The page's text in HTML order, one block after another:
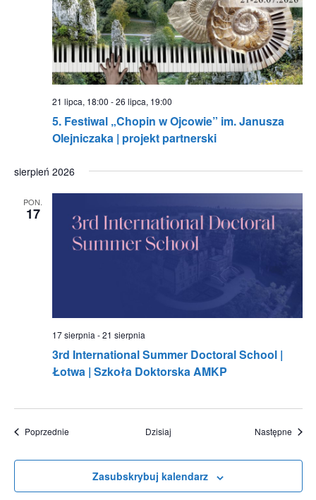
5. Festiwal „Chopin w Ojcowie” im. Janusza
Olejniczaka | projekt partnerski
21 lipca, 18:00 -26 lipca, 19:00
sierpień 2026
PON.
17
3rd International Summer Doctoral School |
Łotwa | Szkoła Doktorska AMKP
17 sierpnia -21 sierpnia
PoprzednieWydarzenia Dzisiaj Następne
Zasubskrybuj kalendarz